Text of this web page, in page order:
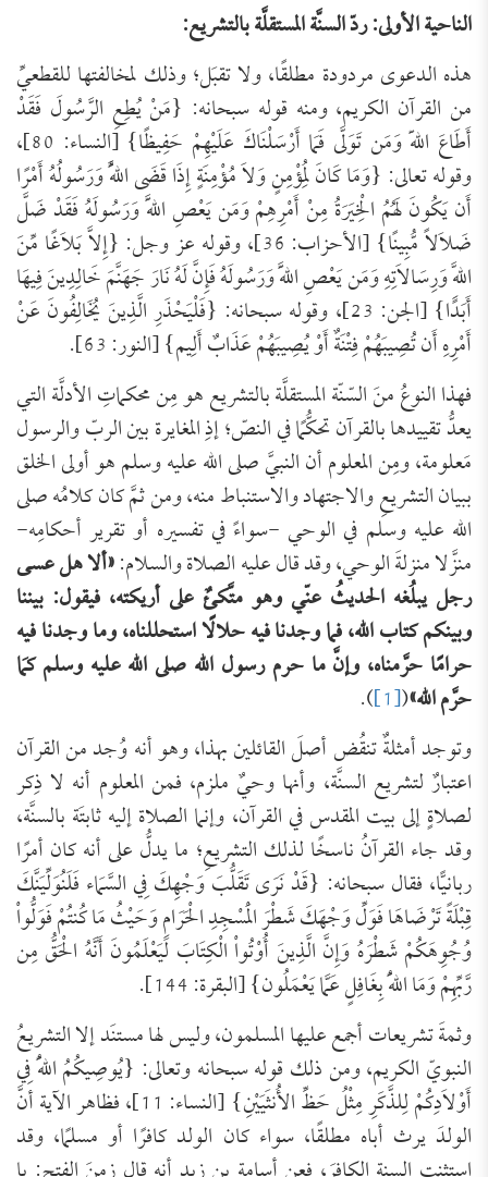
الناحية الأولى: ردّ السنَّة المستقلَّة بالتشريع:
هذه الدعوى مردودة مطلقًا، ولا تقبَل؛ وذلك لمخالفتها للقطعيِّ
من القرآن الكريم، ومنه قوله سبحانه: {مَنْ يُطِعِ الرَّسُولَ فَقَدْ
أَطَاعَ اللّهَ وَمَن تَوَلَّى فَمَا أَرْسَلْنَاكَ عَلَيْهِمْ حَفِيظًا} [النساء: 80]،
وقوله تعالى: {وَمَا كَانَ لِمُؤْمِنٍ وَلاَ مُؤْمِنَةٍ إِذَا قَضَى اللَّهُ وَرَسُولُهُ أَمْرًا
أَن يَكُونَ لَهُمُ الْخِيَرَةُ مِنْ أَمْرِهِمْ وَمَن يَعْصِ اللَّهَ وَرَسُولَهُ فَقَدْ ضَلَّ
ضَلاَلاً مُّبِينًا} [الأحزاب: 36]، وقوله عز وجل: {إِلاَّ بَلاَغًا مِّنَ
اللَّهِ وَرِسَالاَتِهِ وَمَن يَعْصِ اللَّهَ وَرَسُولَهُ فَإِنَّ لَهُ نَارَ جَهَنَّمَ خَالِدِينَ فِيهَا
أَبَدًا} [الجن: 23]، وقوله سبحانه: {فَلْيَحْذَرِ الَّذِينَ يُخَالِفُونَ عَنْ
أَمْرِهِ أَن تُصِيبَهُمْ فِتْنَةٌ أَوْ يُصِيبَهُمْ عَذَابٌ أَلِيم} [النور: 63].
فهذا النوعُ منَ السّنّة المستقلَّة بالتشريع هو مِن محكماتِ الأدلَّة التي
يعدُّ تقييدها بالقرآن تحكُّمًا في النصّ؛ إذِ المغايرة بين الربّ والرسول
مَعلومة، ومِن المعلوم أن النبيَّ صلى الله عليه وسلم هو أولى الخلق
ببيان التشريعِ والاجتهاد والاستنباط منه، ومن ثمَّ كان كلامُه صلى
الله عليه وسلم في الوحي -سواءً في تفسيره أو تقرير أحكامِه-
منزَّلا منزلةَ الوحي، وقد قال عليه الصلاة والسلام:«ألا هل عسى
رجل يبلُغه الحديثُ عنّي وهو متَّكئٌ على أريكته، فيقول: بيننا
وبينكم كتاب الله، فما وجدنا فيه حلالًا استحللناه، وما وجدنا فيه
حرامًا حرَّمناه، وإنَّ ما حرم رسول الله صلى الله عليه وسلم كمَا
حرَّم الله»(
[1]
).
وتوجد أمثلةٌ تنقُض أصلَ القائلين بهذا، وهو أنه وُجد من القرآن
اعتبارٌ لتشريع السنَّة، وأنها وحيٌ ملزم، فمن المعلوم أنه لا ذِكر
لصلاةٍ إلى بيت المقدس في القرآن، وإنما الصلاة إليه ثابتَة بالسنَّة،
وقد جاء القرآنُ ناسخًا لذلك التشريعِ؛ ما يدلُّ على أنه كان أمرًا
ربانيًّا، فقال سبحانه: {قَدْ نَرَى تَقَلُّبَ وَجْهِكَ فِي السَّمَاء فَلَنُوَلِّيَنَّكَ
قِبْلَةً تَرْضَاهَا فَوَلِّ وَجْهَكَ شَطْرَ الْمَسْجِدِ الْحَرَامِ وَحَيْثُ مَا كُنتُمْ فَوَلُّواْ
وُجُوِهَكُمْ شَطْرَهُ وَإِنَّ الَّذِينَ أُوْتُواْ الْكِتَابَ لَيَعْلَمُونَ أَنَّهُ الْحَقُّ مِن
رَّبِّهِمْ وَمَا اللّهُ بِغَافِلٍ عَمَّا يَعْمَلُون} [البقرة: 144].
وثمةَ تشريعات أجمع عليها المسلمون، وليس لها مستنَد إلا التشريعُ
النبويّ الكريم، ومن ذلك قوله سبحانه وتعالى: {يُوصِيكُمُ اللّهُ فِي
أَوْلاَدِكُمْ لِلذَّكَرِ مِثْلُ حَظِّ الأُنثَيَيْنِ} [النساء: 11]، فظاهر الآية أنَّ
الولدَ يرث أباه مطلقًا، سواء كان الولد كافرًا أو مسلمًا، وقد